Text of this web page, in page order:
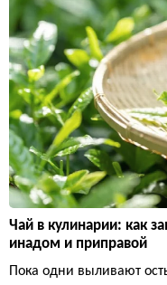
Чай в кулинарии: как
инадом и приправой
Пока одни выливают